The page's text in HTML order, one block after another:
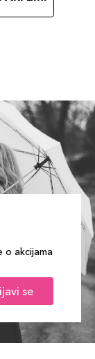
o akcijama
se